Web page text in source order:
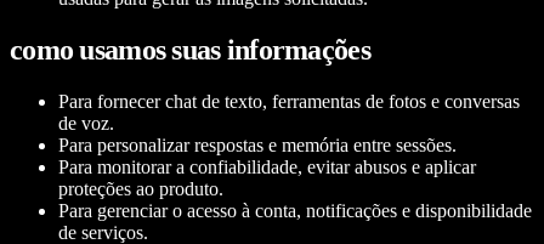
como usamos suas informações
Para fornecer chat de texto, ferramentas de fotos e conversas
de voz.
Para personalizar respostas e memória entre sessões.
Para monitorar a confiabilidade, evitar abusos e aplicar
proteções ao produto.
Para gerenciar o acesso à conta, notificações e disponibilidade
de serviços.